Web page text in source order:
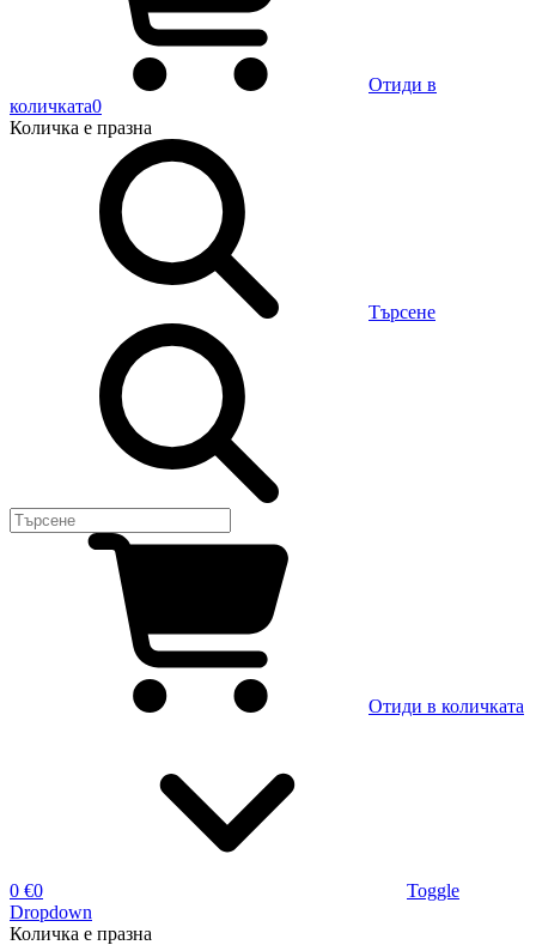
Отиди в
количката0
Количка е празна
Търсене
Отиди в количката
0 €0
Toggle
Dropdown
Количка е празна